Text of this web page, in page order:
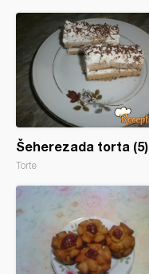
Šeherezada torta (5)
Torte